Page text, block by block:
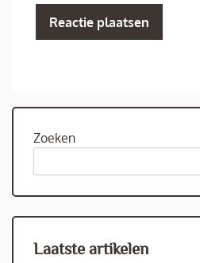
Zoeken
Laatste artikelen